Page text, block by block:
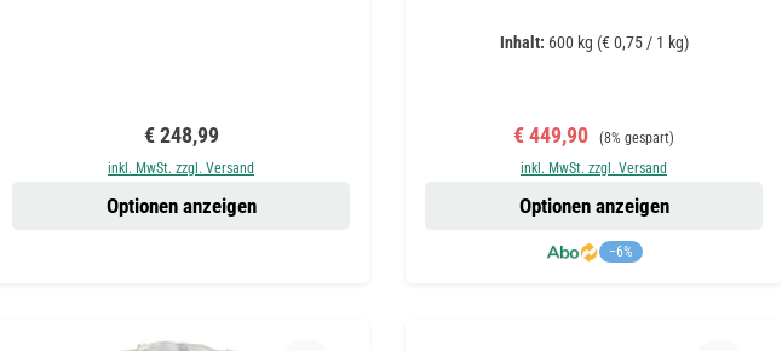
Regulärer Preis:
€ 248,99
inkl. MwSt. zzgl. Versand
Optionen anzeigen
Inhalt: 600 kg (€ 0,75 / 1 kg)
Verkaufspreis:
€ 449,90 Regulärer Preis:
(8% gespart)
inkl. MwSt. zzgl. Versand
−6%
Optionen anzeigen